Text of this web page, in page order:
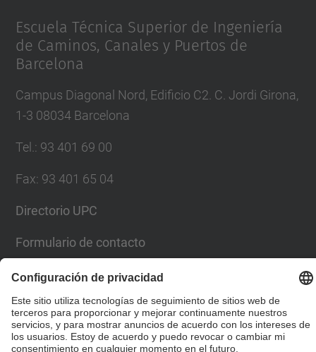
Escuela Técnica Superior de Ingeniería
de Caminos, Canales y Puertos de
Barcelona
Campus Diagonal Nord, Edificio C2. C. Jordi Girona,
1-3 08034 Barcelona
Tel. : 93 401 69 00
Fax: 93 401 65 04
Directorio UPC
Formulario de contacto
© UPCEscuela Técnica Superior de Ingenieros de Caminos,
Canales y Puertos de Barcelona